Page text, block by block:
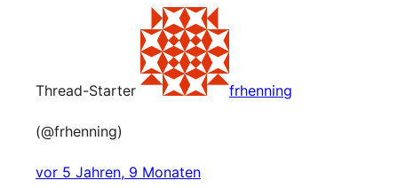
Thread-Starter frhenning
(@frhenning)
vor 5 Jahren, 9 Monaten